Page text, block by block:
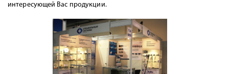
интересующей Вас продукции.